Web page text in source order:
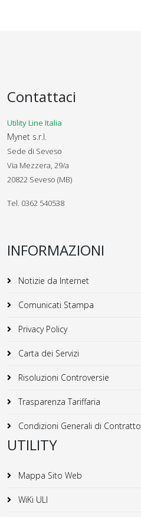
Contattaci
Utility Line Italia
Mynet s.r.l.
Sede di Seveso
Via Mezzera, 29/a
20822 Seveso (MB)
Tel. 0362 540538
INFORMAZIONI
Notizie da Internet
Comunicati Stampa
Privacy Policy
Carta dei Servizi
Risoluzioni Controversie
Trasparenza Tariffaria
Condizioni Generali di Contratto
UTILITY
Mappa Sito Web
WiKi ULI